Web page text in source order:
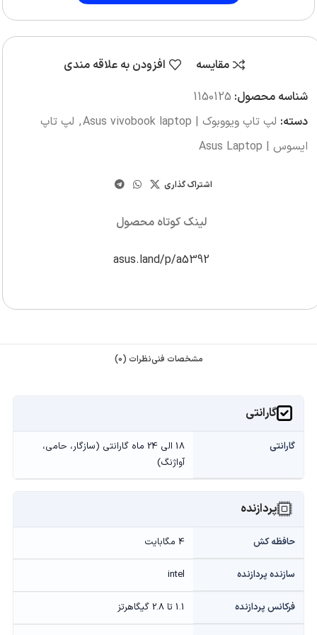
مقایسه
افزودن به علاقه مندی
شناسه محصول: 1150125
دسته: لپ تاپ ویووبوک | Asus vivobook laptop , لپ تاپ
ایسوس | Asus Laptop
اشتراک گذاری
لینک کوتاه محصول
asus.land/p/a5392
مشخصات فنینظرات (0)
گارانتی
گارانتی
18 الی 24 ماه گارانتی (سازگار، حامی،
آواژنگ)
پردازنده
حافظه کش 4 مگابایت
سازنده پردازنده intel
فرکانس پردازنده 1.1 تا 2.8 گیگاهرتز